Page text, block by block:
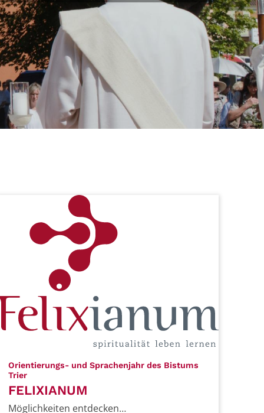
© Lars Felix Reiplinger
Orientierungs- und Sprachenjahr des Bistums
Trier:
FELIXIANUM
Möglichkeiten entdecken…